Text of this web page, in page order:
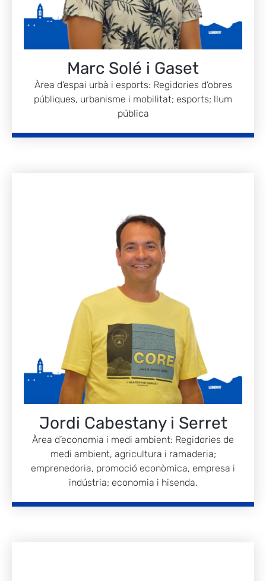
Marc Solé i Gaset
Àrea d’espai urbà i esports: Regidories d’obres
públiques, urbanisme i mobilitat; esports; llum
pública
Jordi Cabestany i Serret
Àrea d’economia i medi ambient: Regidories de
medi ambient, agricultura i ramaderia;
emprenedoria, promoció econòmica, empresa i
indústria; economia i hisenda.